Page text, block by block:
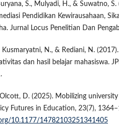
S., Mulyadi, H., & Suwatno,
Pendidikan Kewirausahaan,
Jurnal Locus Penelitian Dan
Kusmaryatni, N., & Rediani, N.
dan hasil belajar mahasiswa.
Olcott, D. (2025). Mobilizing
Futures in Education, 23(7),
10.1177/14782103251341405